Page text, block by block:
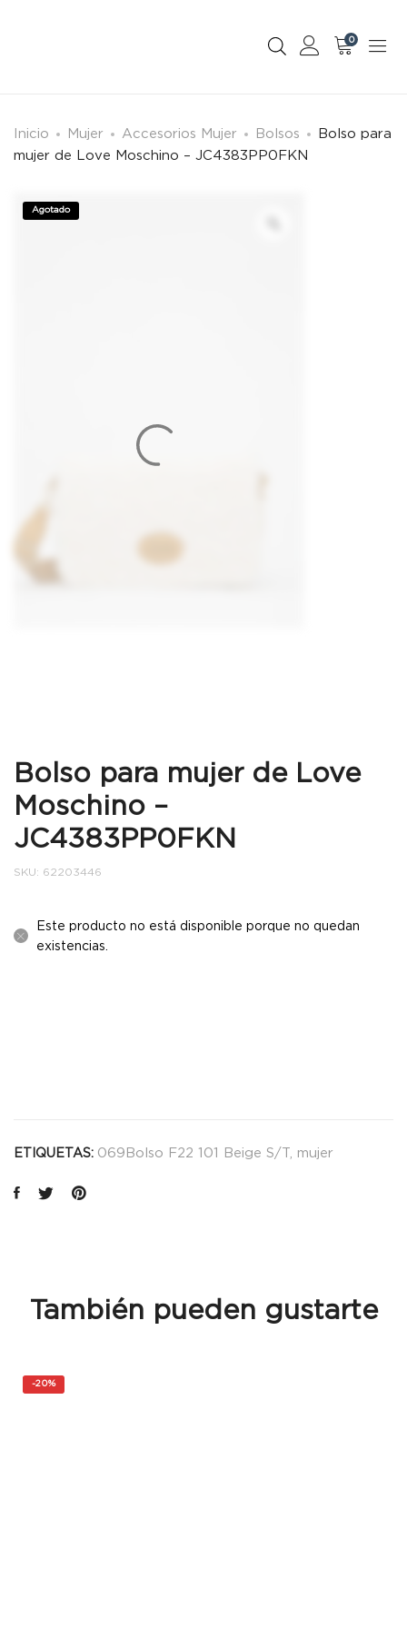
0
Inicio Mujer Accesorios Mujer Bolsos
Bolso para
mujer de Love Moschino – JC4383PP0FKN
Agotado
Bolso para mujer de Love
Moschino –
JC4383PP0FKN
SKU: 62203446
Este producto no está disponible porque no quedan
existencias.
ETIQUETAS: 069Bolso F22 101 Beige S/T mujer
También pueden gustarte
-20%